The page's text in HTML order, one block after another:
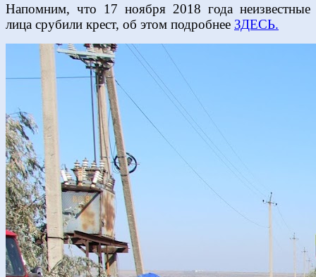
Напомним, что 17 ноября 2018 года неизвестные
лица срубили крест, об этом подробнее ЗДЕСЬ.